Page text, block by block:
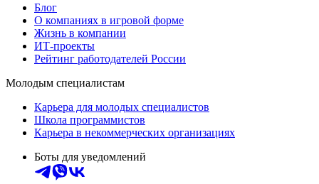
Блог
О компаниях в игровой форме
Жизнь в компании
ИТ-проекты
Рейтинг работодателей России
Молодым специалистам
Карьера для молодых специалистов
Школа программистов
Карьера в некоммерческих организациях
Боты для уведомлений